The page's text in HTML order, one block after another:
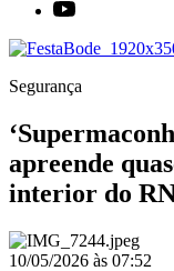
Segurança
apreende
interior do
10/05/2026 às 07:52